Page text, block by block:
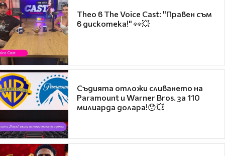
Theo в The Voice Cast: "Правен съм
в дискотека!" 👀💥
Съдията отложи сливането на
Paramount и Warner Bros. за 110
милиарда долара!😯💥